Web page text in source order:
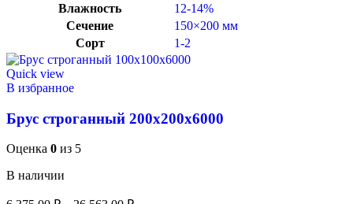
Влажность
12-14%
Сечение
150×200 мм
Сорт
1-2
Quick view
В избранное
Брус строганный 200x200x6000
Оценка 0 из 5
В наличии